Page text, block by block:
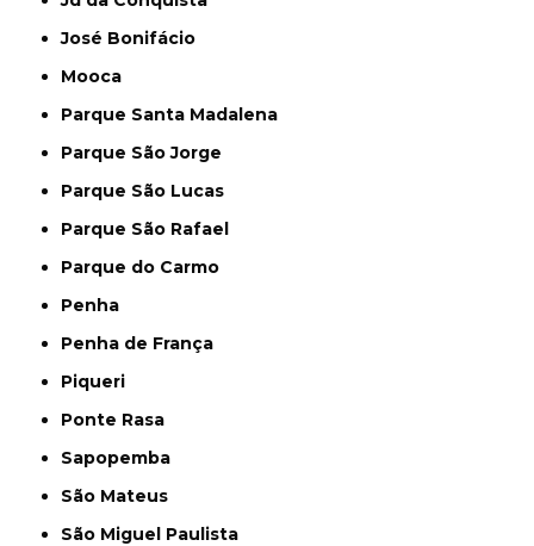
José Bonifácio
Mooca
Parque Santa Madalena
Parque São Jorge
Parque São Lucas
Parque São Rafael
Parque do Carmo
Penha
Penha de França
Piqueri
Ponte Rasa
Sapopemba
São Mateus
São Miguel Paulista